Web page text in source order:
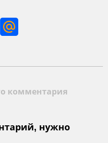
комментария
нужно